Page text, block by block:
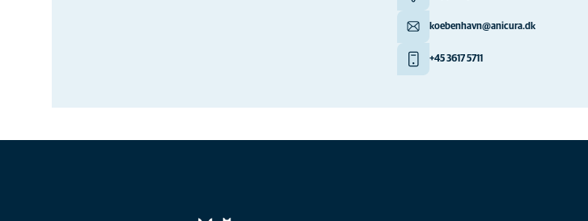
koebenhavn@anicura.dk
+45 3617 5711